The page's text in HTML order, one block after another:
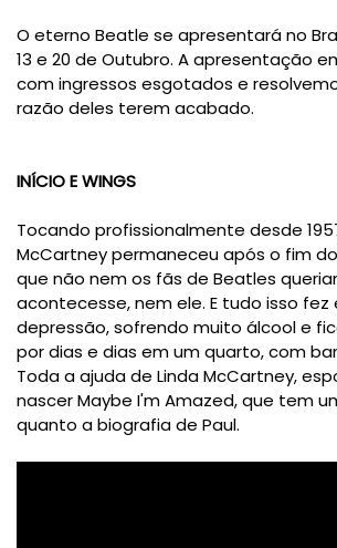
O eterno Beatle se apresentará no
13 e 20 de Outubro. A apresentação
com ingressos esgotados e
razão deles terem acabado.
INÍCIO E WINGS
Tocando profissionalmente desde
McCartney permaneceu após o fim
que não nem os fãs de Beatles
acontecesse, nem ele. E tudo isso
depressão, sofrendo muito álcool e
por dias e dias em um quarto, com
Toda a ajuda de Linda McCartney,
nascer Maybe I'm Amazed, que tem
quanto a biografia de Paul.